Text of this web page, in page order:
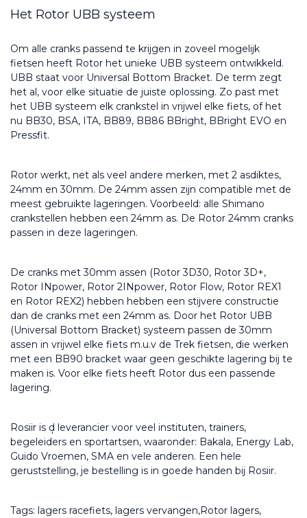
Het Rotor UBB systeem
Om alle cranks passend te krijgen in zoveel mogelijk
fietsen heeft Rotor het unieke UBB systeem ontwikkeld.
UBB staat voor Universal Bottom Bracket. De term zegt
het al, voor elke situatie de juiste oplossing. Zo past met
het UBB systeem elk crankstel in vrijwel elke fiets, of het
nu BB30, BSA, ITA, BB89, BB86 BBright, BBright EVO en
Pressfit.
Rotor werkt, net als veel andere merken, met 2 asdiktes,
24mm en 30mm. De 24mm assen zijn compatible met de
meest gebruikte lageringen. Voorbeeld: alle Shimano
crankstellen hebben een 24mm as. De Rotor 24mm cranks
passen in deze lageringen.
De cranks met 30mm assen (Rotor 3D30, Rotor 3D+,
Rotor INpower, Rotor 2INpower, Rotor Flow, Rotor REX1
en Rotor REX2) hebben hebben een stijvere constructie
dan de cranks met een 24mm as. Door het Rotor UBB
(Universal Bottom Bracket) systeem passen de 30mm
assen in vrijwel elke fiets m.u.v de Trek fietsen, die werken
met een BB90 bracket waar geen geschikte lagering bij te
maken is. Voor elke fiets heeft Rotor dus een passende
lagering.
Rosiir is d̩ leverancier voor veel instituten, trainers,
begeleiders en sportartsen, waaronder: Bakala, Energy Lab,
Guido Vroemen, SMA en vele anderen. Een hele
geruststelling, je bestelling is in goede handen bij Rosiir.
Tags: lagers racefiets, lagers vervangen,Rotor lagers,